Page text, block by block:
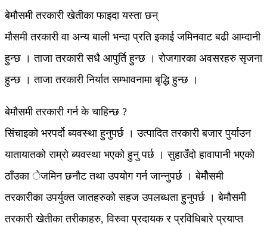
बेमौसमी तरकारी खेतीका फाइदा यस्ता छन्
मौसमी तरकारी वा अन्य बाली भन्दा प्रति इकाई जमिनवाट बढी आम्दानी
हुन्छ । ताजा तरकारी सधै आपुर्ति हुन्छ । रोजगारका अवसरहरु सृजना
हुन्छ । ताजा तरकारी निर्यात सम्भावनामा बृद्धि हुन्छ ।
बेमौसमी तरकारी गर्न के चाहिन्छ ?
सिंचाइको भरपर्दो ब्यवस्था हुनुपर्छ । उत्पादित तरकारी बजार पुर्याउन
यातायातको राम्रो ब्यवस्था भएको हुनु पर्छ । सुहाउँदो हावापानी भएको
ठाँउका ेजमिन छनौट तथा उपयोग गर्न जान्नुपर्छ । बेमोैसमी
तरकारीका उपर्युक्त जातहरुको सहज उपलब्धता हुनुपर्छ । बेमौसमी
तरकारी खेतीका तरीकाहरु, विरुवा प्रदायक र प्रविधिबारे प्रयाप्त